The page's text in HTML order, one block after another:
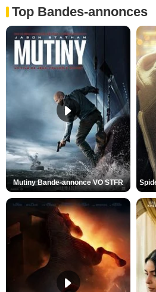
Top Bandes-annonces
Mutiny Bande-annonce VO STFR